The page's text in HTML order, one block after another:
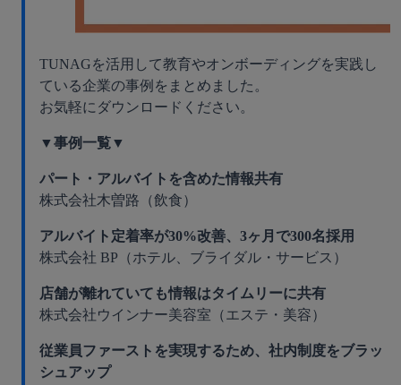
TUNAGを活用して教育やオンボーディングを実践し
ている企業の事例をまとめました。
お気軽にダウンロードください。
▼事例一覧▼
パート・アルバイトを含めた情報共有
株式会社木曽路（飲食）
アルバイト定着率が30%改善、3ヶ月で300名採用
株式会社 BP（ホテル、ブライダル・サービス）
店舗が離れていても情報はタイムリーに共有
株式会社ウインナー美容室（エステ・美容）
従業員ファーストを実現するため、社内制度をブラッ
シュアップ